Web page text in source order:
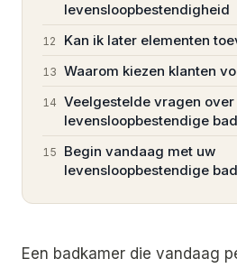
levensloopbestendigheid
12 Kan ik later elementen
13 Waarom kiezen klanten
14 Veelgestelde vragen over
levensloopbestendige
15
Begin vandaag met uw
levensloopbestendige
Een badkamer die vandaag